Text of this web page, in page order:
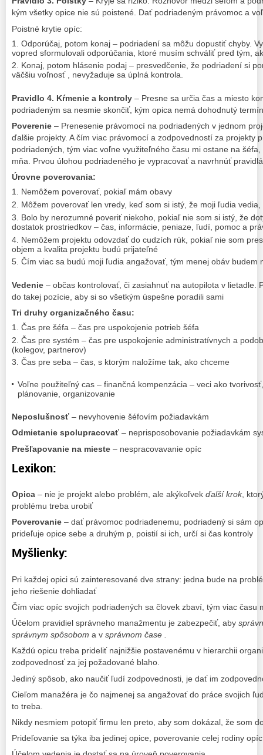
kým všetky opice nie sú poistené. Dať podriadeným právomoc a
Poistné krytie opíc:
Odporúčaj, potom konaj – podriadení sa môžu dopustiť chyby.
vopred sformulovali odporúčania, ktoré musím schváliť pred tým,
Konaj, potom hlásenie podaj – presvedčenie, že podriadení si
väčšiu voľnosť , nevyžaduje sa úplná kontrola.
Pravidlo 4. Kŕmenie a kontroly – Presne sa určia čas a miesto
podriadeným sa nesmie skončiť, kým opica nemá dohodnutý
Poverenie – Prenesenie právomocí na podriadených v jednom
ďalšie projekty. A čím viac právomocí a zodpovedností za projekty
podriadených, tým viac voľne využiteľného času mi ostane na
mňa. Prvou úlohou podriadeného je vypracovať a navrhnúť
Úrovne poverovania:
Nemôžem poverovať, pokiaľ mám obavy
Môžem poverovať len vredy, keď som si istý, že moji ľudia
Bolo by nerozumné poveriť niekoho, pokiaľ nie som si istý, že
dostatok prostriedkov – čas, informácie, peniaze, ľudí, pomoc a
Nemôžem projektu odovzdať do cudzích rúk, pokiaľ nie som
objem a kvalita projektu budú prijateľné
Čím viac sa budú moji ľudia angažovať, tým menej obáv budem
Vedenie – občas kontrolovať, či zasiahnuť na autopilota v lietadle.
do takej pozície, aby si so všetkým úspešne poradili sami
Tri druhy organizačného času:
Čas pre šéfa – čas pre uspokojenie potrieb šéfa
Čas pre systém – čas pre uspokojenie administratívnych a
(kolegov, partnerov)
Čas pre seba – čas, s ktorým naložíme tak, ako chceme
Voľne použiteľný cas – finančná kompenzácia – veci ako
plánovanie, organizovanie
Neposlušnosť – nevyhovenie šéfovím požiadavkám
Odmietanie spolupracovať – neprisposobovanie požiadavkám
Prešľapovanie na mieste – nespracovavanie opíc
Lexikon:
Opica – nie je projekt alebo problém, ale akýkoľvek ďalší krok,
problému treba urobiť
Poverovanie – dať právomoc podriadenemu, podriadený si sám
prideľuje opice sebe a druhým p, poistií si ich, určí si čas kontroly
Myšlienky:
Pri každej opici sú zainteresované dve strany: jedna bude na
jeho riešenie dohliadať
Čím viac opíc svojich podriadených sa človek zbaví, tým viac času
Účelom pravidiel správneho manažmentu je zabezpečiť, aby
správnym spôsobom a v správnom čase .
Každú opicu treba prideliť najnižšie postavenému v hierarchii
zodpovednosť za jej požadované blaho.
Jediný spôsob, ako naučiť ľudí zodpovednosti, je dať im
Cieľom manažéra je čo najmenej sa angažovať do práce svojich
to treba.
Nikdy nesmiem potopiť firmu len preto, aby som dokázal, že som
Prideľovanie sa týka iba jedinej opice, poverovanie celej rodiny